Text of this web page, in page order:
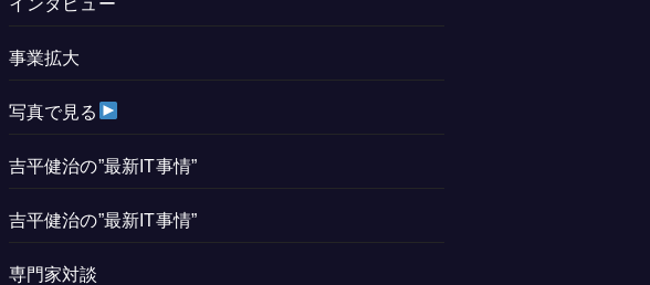
事業拡大
写真で見る
吉平健治の”最新IT事情”
吉平健治の”最新IT事情”
専門家対談